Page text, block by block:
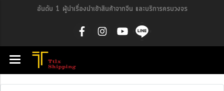
อันดับ 1 ผู้นำเรื่องนำเข้าสินค้าจากจีน และบริการครบวงจร